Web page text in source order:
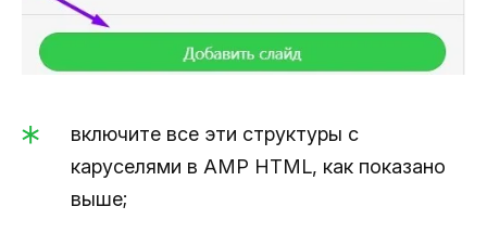
включите все эти структуры с
каруселями в AMP HTML, как показано
выше;